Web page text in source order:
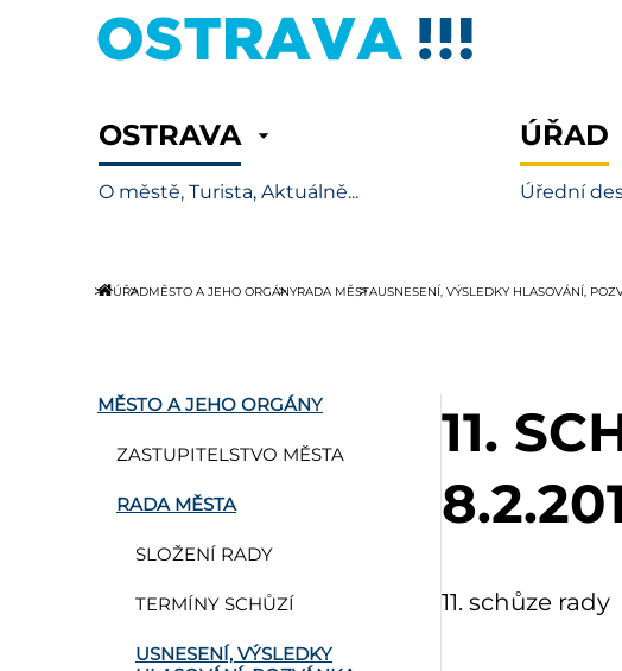
OSTRAVA
O městě, Turista, Aktuálně...
ÚŘAD
Úřední
ÚŘADMĚSTO A JEHO ORGÁNYRADA MĚSTAUSNESENÍ, VÝSLEDKY HLASOVÁNÍ,
MĚSTO A JEHO ORGÁNY
ZASTUPITELSTVO MĚSTA
RADA MĚSTA
SLOŽENÍ RADY
TERMÍNY SCHŮZÍ
USNESENÍ, VÝSLEDKY
11.
11. schůze rady